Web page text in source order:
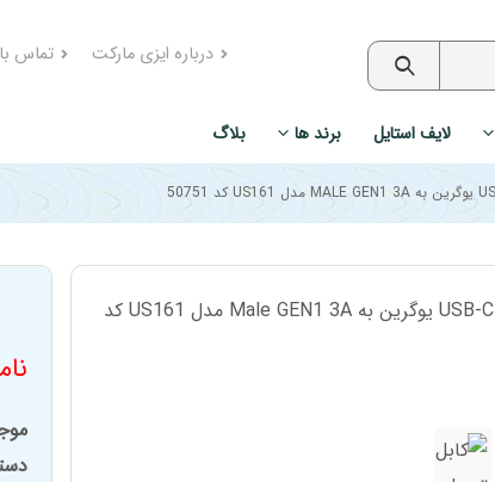
درباره ایزی مارکت تماس
لایف استایل برند ها بلاگ